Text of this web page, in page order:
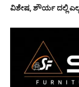
ವಿಶೇಷ, ಶೌರ್ಯ ದಲ್ಲಿ